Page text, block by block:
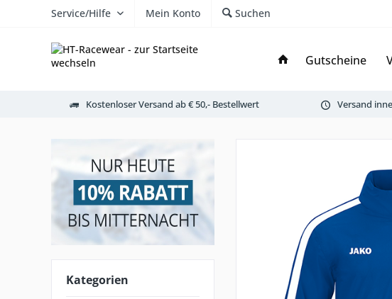
Service/Hilfe Mein Konto Suchen
Gutscheine
Kostenloser Versand ab € 50,- Bestellwert Versand
Kategorien